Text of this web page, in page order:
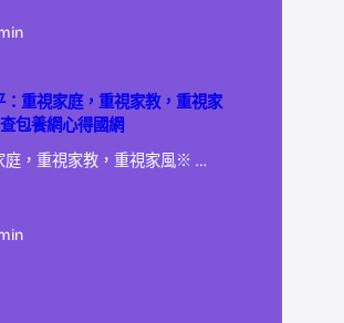
：重視家庭，重視家教，重視家
包養網心得國網
庭，重視家教，重視家風※ …